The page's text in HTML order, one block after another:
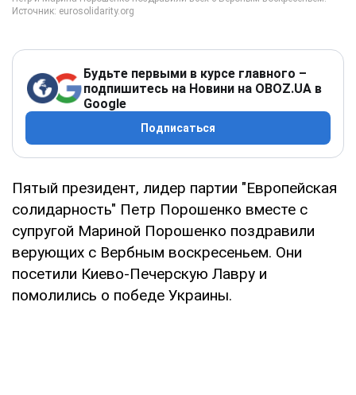
Будьте первыми в курсе главного –
подпишитесь на Новини на OBOZ.UA в
Google
Подписаться
Пятый президент, лидер партии "Европейская
солидарность" Петр Порошенко вместе с
супругой Мариной Порошенко поздравили
верующих с Вербным воскресеньем. Они
посетили Киево-Печерскую Лавру и
помолились о победе Украины.